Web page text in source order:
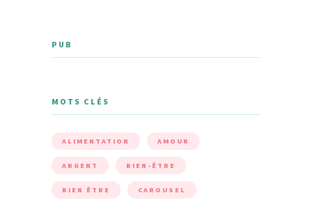
PUB
MOTS CLÉS
ALIMENTATION AMOUR
ARGENT BIEN-ÊTRE
BIEN ÊTRE CAROUSEL